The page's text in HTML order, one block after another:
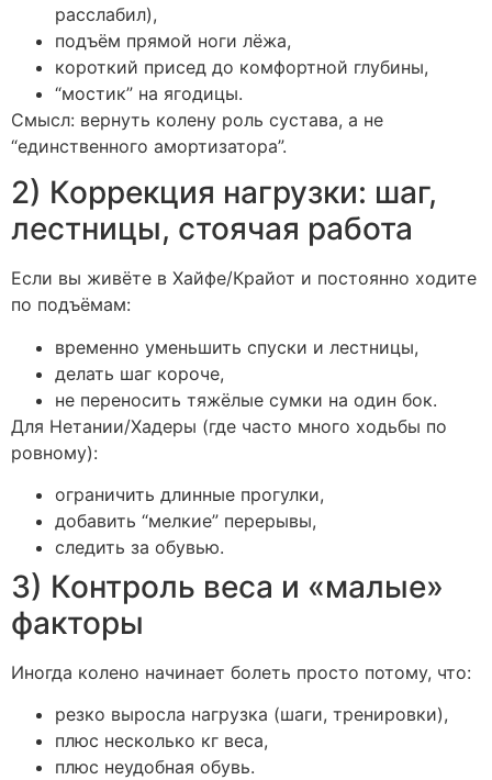
расслабил),
подъём прямой ноги лёжа,
короткий присед до комфортной глубины,
“мостик” на ягодицы.
Смысл: вернуть колену роль сустава, а не
“единственного амортизатора”.
2) Коррекция нагрузки: шаг,
лестницы, стоячая работа
Если вы живёте в Хайфе/Крайот и постоянно ходите
по подъёмам:
временно уменьшить спуски и лестницы,
делать шаг короче,
не переносить тяжёлые сумки на один бок.
Для Нетании/Хадеры (где часто много ходьбы по
ровному):
ограничить длинные прогулки,
добавить “мелкие” перерывы,
следить за обувью.
3) Контроль веса и «малые»
факторы
Иногда колено начинает болеть просто потому, что:
резко выросла нагрузка (шаги, тренировки),
плюс несколько кг веса,
плюс неудобная обувь.